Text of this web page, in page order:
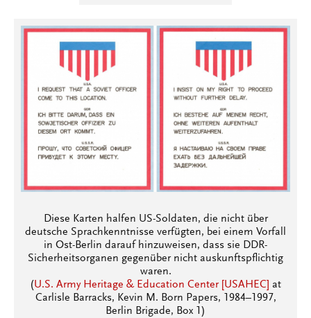
Diese Karten halfen US-Soldaten, die nicht über
deutsche Sprachkenntnisse verfügten, bei einem Vorfall
in Ost-Berlin darauf hinzuweisen, dass sie DDR-
Sicherheitsorganen gegenüber nicht auskunftspflichtig
waren.
(U.S. Army Heritage & Education Center [USAHEC]
at
Carlisle Barracks, Kevin M. Born Papers, 1984–1997,
Berlin Brigade, Box 1)